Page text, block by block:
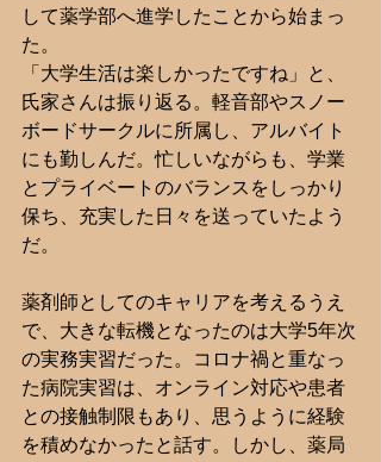
して薬学部へ進学したことから始まっ
た。
「大学生活は楽しかったですね」と、
氏家さんは振り返る。軽音部やスノー
ボードサークルに所属し、アルバイト
にも勤しんだ。忙しいながらも、学業
とプライベートのバランスをしっかり
保ち、充実した日々を送っていたよう
だ。
薬剤師としてのキャリアを考えるうえ
で、大きな転機となったのは大学5年次
の実務実習だった。コロナ禍と重なっ
た病院実習は、オンライン対応や患者
との接触制限もあり、思うように経験
を積めなかったと話す。しかし、薬局